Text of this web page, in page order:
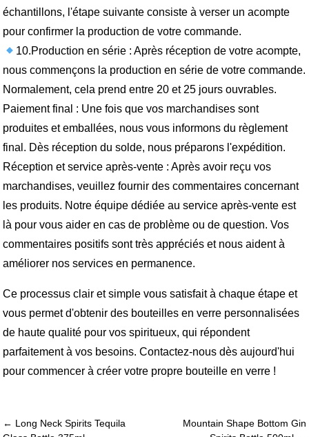
échantillons, l'étape suivante consiste à verser un acompte
pour confirmer la production de votre commande.
10.Production en série : Après réception de votre acompte,
nous commençons la production en série de votre commande.
Normalement, cela prend entre 20 et 25 jours ouvrables.
Paiement final : Une fois que vos marchandises sont
produites et emballées, nous vous informons du règlement
final. Dès réception du solde, nous préparons l'expédition.
Réception et service après-vente : Après avoir reçu vos
marchandises, veuillez fournir des commentaires concernant
les produits. Notre équipe dédiée au service après-vente est
là pour vous aider en cas de problème ou de question. Vos
commentaires positifs sont très appréciés et nous aident à
améliorer nos services en permanence.
Ce processus clair et simple vous satisfait à chaque étape et
vous permet d'obtenir des bouteilles en verre personnalisées
de haute qualité pour vos spiritueux, qui répondent
parfaitement à vos besoins. Contactez-nous dès aujourd'hui
pour commencer à créer votre propre bouteille en verre !
← Long Neck Spirits Tequila
Mountain Shape Bottom Gin